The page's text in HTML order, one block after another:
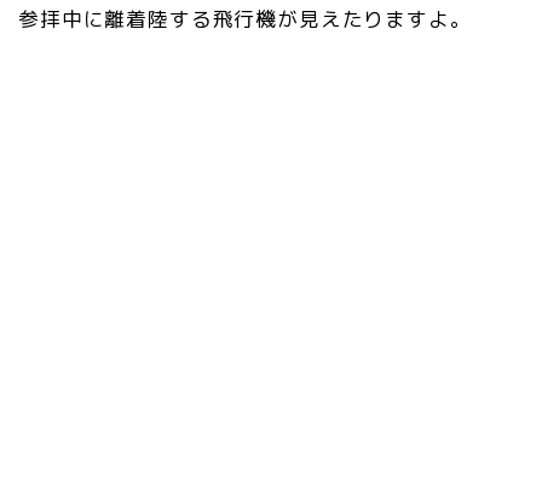
参拝中に離着陸する飛行機が見えたりますよ。